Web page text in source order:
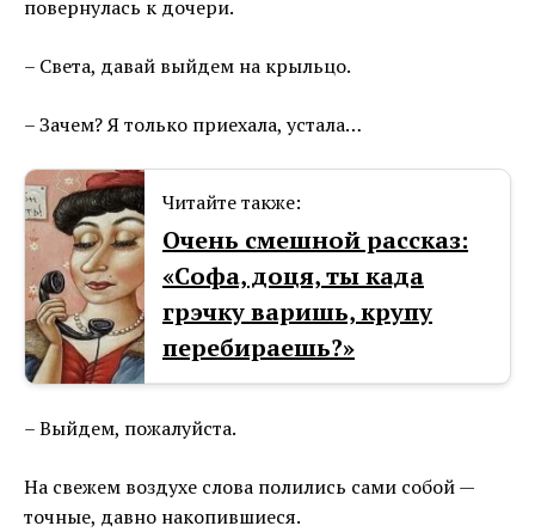
повернулась к дочери.
– Света, давай выйдем на крыльцо.
– Зачем? Я только приехала, устала…
Читайте также:
Очень смешной рассказ:
«Софа, доця, ты када
грэчку варишь, крупу
перебираешь?»
– Выйдем, пожалуйста.
На свежем воздухе слова полились сами собой —
точные, давно накопившиеся.